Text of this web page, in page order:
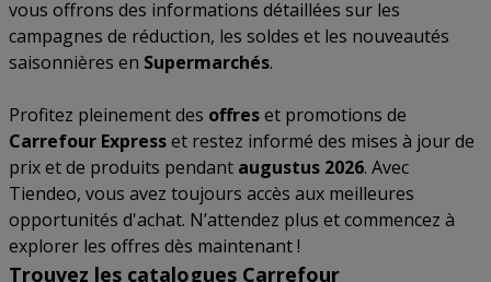
vous offrons des informations détaillées sur les
campagnes de réduction, les soldes et les nouveautés
saisonnières en Supermarchés.
Profitez pleinement des offreset promotions de
Carrefour Expresset restez informé des mises à jour de
prix et de produits pendant augustus 2026. Avec
Tiendeo, vous avez toujours accès aux meilleures
opportunités d'achat. N’attendez plus et commencez à
explorer les offres dès maintenant !
Trouvez les catalogues Carrefour